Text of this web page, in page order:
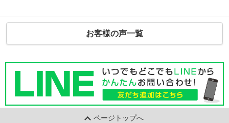
お客様の声一覧
ページトップへ